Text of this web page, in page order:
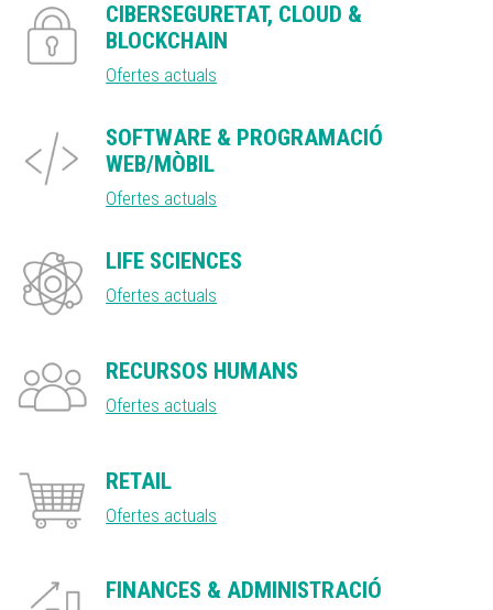
CIBERSEGURETAT, CLOUD &
BLOCKCHAIN
Ofertes actuals
SOFTWARE & PROGRAMACIÓ
WEB/MÒBIL
Ofertes actuals
LIFE SCIENCES
Ofertes actuals
RECURSOS HUMANS
Ofertes actuals
RETAIL
Ofertes actuals
FINANCES & ADMINISTRACIÓ